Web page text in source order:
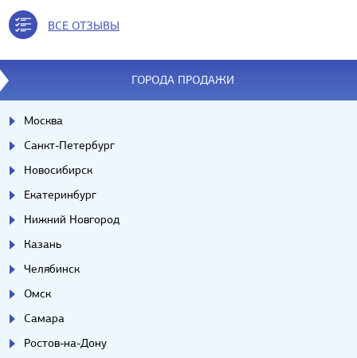
ВСЕ ОТЗЫВЫ
ГОРОДА ПРОДАЖИ
Москва
Санкт-Петербург
Новосибирск
Екатеринбург
Нижний Новгород
Казань
Челябинск
Омск
Самара
Ростов-на-Дону